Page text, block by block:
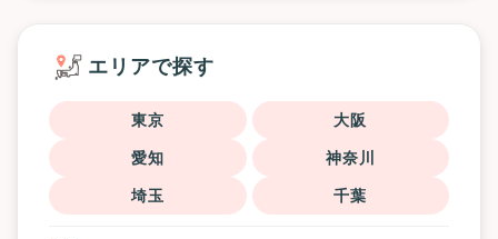
エリアで探す
東京 大阪
愛知 神奈川
埼玉 千葉